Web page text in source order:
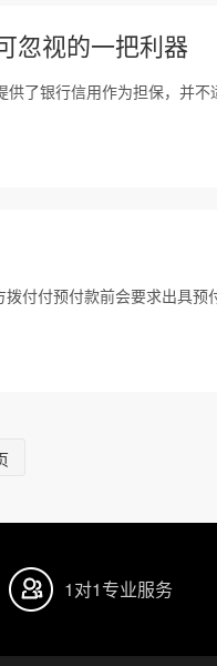
忽视的一把利器
了银行信用作为担保，并
付付预付款前会要求出具预
1对1专业服务